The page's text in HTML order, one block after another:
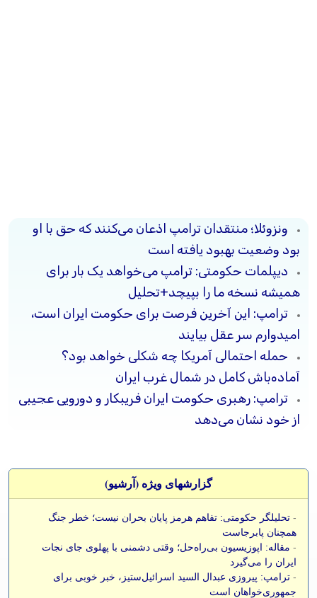
ونزوئلا؛ منتقدان ترامپ اذعان می‌کنند که حق با او
بود وضعیت بهبود یافته است
دیپلمات حکومتی: ترامپ می‌خواهد یک بار برای
همیشه نسخه ما را بپیچد+تحلیل
ترامپ: این آخرین فرصت برای حکومت ایران است،
امیدوارم سر عقل بیایند
حمله احتمالی آمریکا چه شکلی خواهد بود؟
آماده‌باش کامل در شمال غرب ایران
ترامپ: رهبری حکومت ایران فریبکار و دورویی عجیبی
از خود نشان می‌دهد
گزارشهای ویژه (آرشيو)
- تحلیلگر حکومتی: تفاهم هرمز پایان بحران نیست؛ خطر جنگ
همچنان پابرجاست
- مقاله: اپوزیسیون بی‌راه‌حل؛ وقتی دشمنی با پهلوی جای نجات
ایران را می‌گیرد
- ترامپ: پیروزی عبدال السید اسرائیل‌ستیز، خبر خوبی برای
جمهوری‌خواهان است